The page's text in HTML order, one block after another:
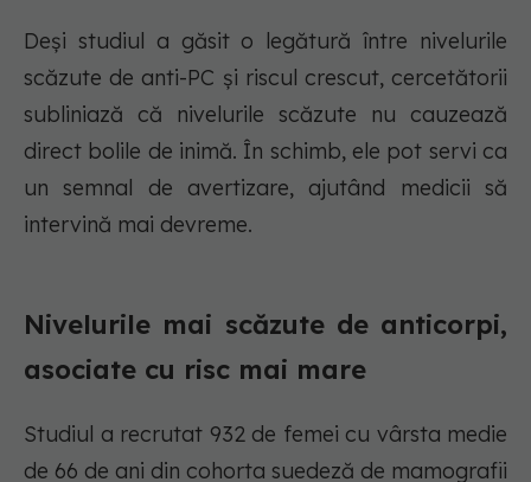
Deși studiul a găsit o legătură între nivelurile
scăzute de anti-PC și riscul crescut, cercetătorii
subliniază că nivelurile scăzute nu cauzează
direct bolile de inimă. În schimb, ele pot servi ca
un semnal de avertizare, ajutând medicii să
intervină mai devreme.
Nivelurile mai scăzute de anticorpi,
asociate cu risc mai mare
Studiul a recrutat 932 de femei cu vârsta medie
de 66 de ani din cohorta suedeză de mamografii